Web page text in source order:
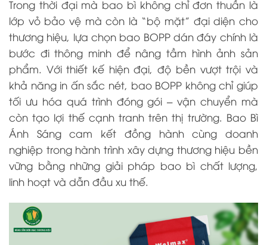
Trong thời đại mà bao bì không chỉ đơn thuần là
lớp vỏ bảo vệ mà còn là “bộ mặt” đại diện cho
thương hiệu, lựa chọn bao BOPP dán đáy chính là
bước đi thông minh để nâng tầm hình ảnh sản
phẩm. Với thiết kế hiện đại, độ bền vượt trội và
khả năng in ấn sắc nét, bao BOPP không chỉ giúp
tối ưu hóa quá trình đóng gói – vận chuyển mà
còn tạo lợi thế cạnh tranh trên thị trường. Bao Bì
Ánh Sáng cam kết đồng hành cùng doanh
nghiệp trong hành trình xây dựng thương hiệu bền
vững bằng những giải pháp bao bì chất lượng,
linh hoạt và dẫn đầu xu thế.